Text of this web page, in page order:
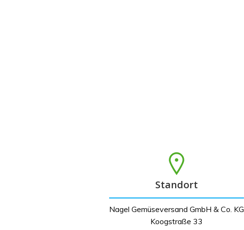
Standort
Nagel Gemüseversand GmbH & Co. KG
Koogstraße 33